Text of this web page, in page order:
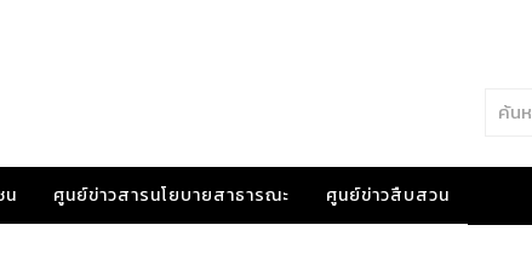
น ศูนย์ข่าวสารนโยบายสาธารณะ ศูนย์ข่าวสืบสวน